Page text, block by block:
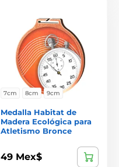
7cm 8cm 9cm
Medalla Habitat de
Madera Ecológica para
Atletismo Bronce
49 Mex$